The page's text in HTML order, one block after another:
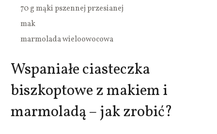
70 g mąki pszennej przesianej
mak
marmolada wieloowocowa
Wspaniałe ciasteczka
biszkoptowe z makiem i
marmoladą – jak zrobić?